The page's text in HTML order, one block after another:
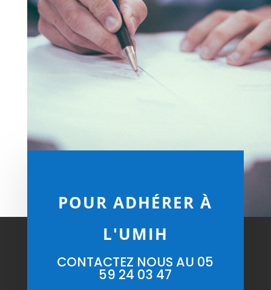
POUR ADHÉRER À
L'UMIH
CONTACTEZ NOUS AU 05
59 24 03 47